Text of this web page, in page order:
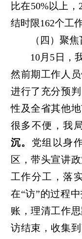
比在50%以上
结时限162个工
（四）聚
10月5日，
然前期工作人
进行了充分预
性及全省其他
很多不便，我
沉。 党组以身
区，带头宣讲
工作分工，落
在“访”的过程
账，理清工作
访结束，收集